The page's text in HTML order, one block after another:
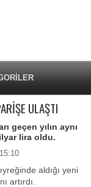
ULAŞTI
geçen yılın aynı
lira oldu.
aldığı yeni
artırdı.